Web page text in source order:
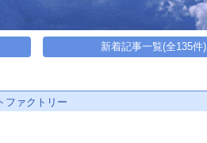
新着記事一覧(全135件)
ファクトリー